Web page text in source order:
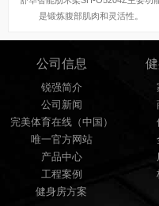
是锻炼腹部肌肉和灵活性。
公司信息
锐强简介
公司新闻
完美体育在线（中国）
唯一官方网站
产品中心
工程案例
健身房方案